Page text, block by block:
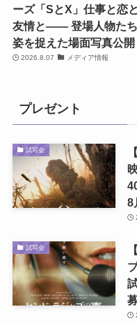
ーズ「SとX」仕事と恋と
友情と―― 登場人物た
姿を捉えた場面写真公開
2026.8.07 メディア情報
プレゼント
試写会
8
試写会